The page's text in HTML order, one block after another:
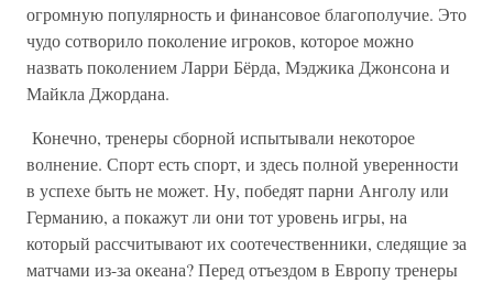
огромную популярность и финансовое благополучие. Это
чудо сотворило поколение игроков, которое можно
назвать поколением Ларри Бёрда, Мэджика Джонсона и
Майкла Джордана.
Конечно, тренеры сборной испытывали некоторое
волнение. Спорт есть спорт, и здесь полной уверенности
в успехе быть не может. Ну, победят парни Анголу или
Германию, а покажут ли они тот уровень игры, на
который рассчитывают их соотечественники, следящие за
матчами из-за океана? Перед отъездом в Европу тренеры